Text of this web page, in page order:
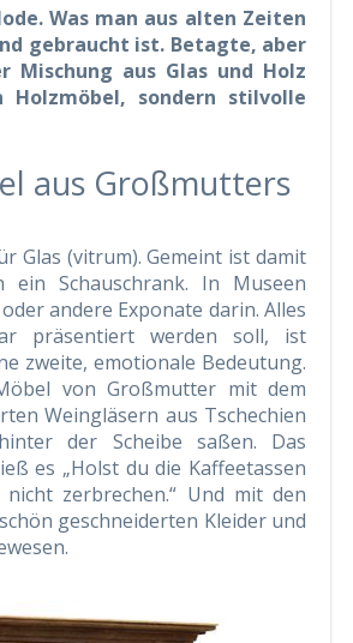
Was man aus alten Zeiten
gebraucht ist. Betagte, aber
aus Glas und Holz
Holzmöbel, sondern stilvolle
aus Großmutters
Glas (vitrum). Gemeint ist damit
ein Schauschrank. In Museen
andere Exponate darin. Alles
präsentiert werden soll, ist
zweite, emotionale Bedeutung.
von Großmutter mit dem
Weingläsern aus Tschechien
der Scheibe saßen. Das
es „Holst du die Kaffeetassen
zerbrechen.“ Und mit den
geschneiderten Kleider und